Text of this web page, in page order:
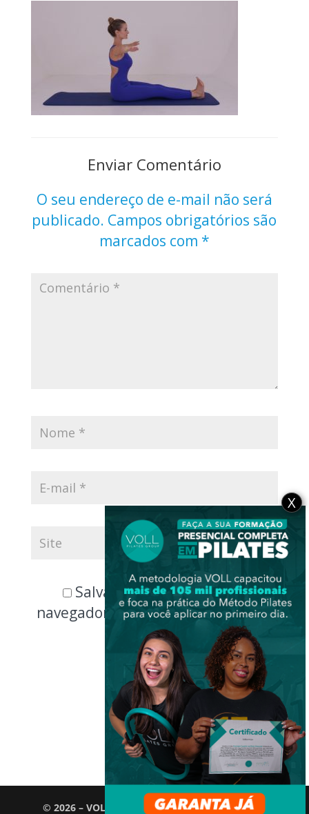
Enviar Comentário
O seu endereço de e-mail não será
publicado. Campos obrigatórios são
marcados com *
Salvar meus dados neste
navegador para a próxima vez que
eu comentar.
© 2026 – VOLL Pilates Group. Todos os direitos
X